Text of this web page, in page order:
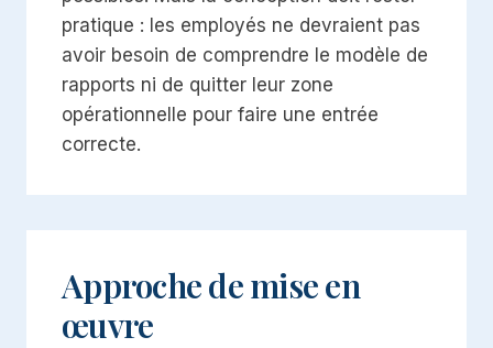
pratique : les employés ne devraient pas
avoir besoin de comprendre le modèle de
rapports ni de quitter leur zone
opérationnelle pour faire une entrée
correcte.
Approche de mise en
œuvre